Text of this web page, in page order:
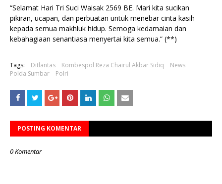
“Selamat Hari Tri Suci Waisak 2569 BE. Mari kita sucikan
pikiran, ucapan, dan perbuatan untuk menebar cinta kasih
kepada semua makhluk hidup. Semoga kedamaian dan
kebahagiaan senantiasa menyertai kita semua.” (**)
Tags: Ditlantas Kombespol Reza Chairul Akbar Sidiq
News
Polda Sumbar
Polri
POSTING KOMENTAR
0 Komentar